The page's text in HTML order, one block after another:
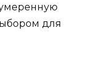
для